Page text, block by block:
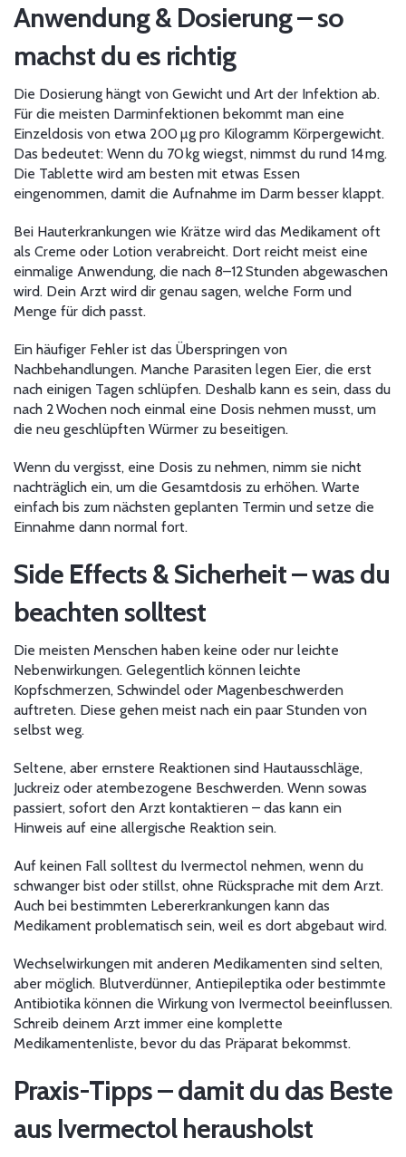
Anwendung & Dosierung – so
machst du es richtig
Die Dosierung hängt von Gewicht und Art der Infektion ab.
Für die meisten Darminfektionen bekommt man eine
Einzeldosis von etwa 200 µg pro Kilogramm Körpergewicht.
Das bedeutet: Wenn du 70 kg wiegst, nimmst du rund 14 mg.
Die Tablette wird am besten mit etwas Essen
eingenommen, damit die Aufnahme im Darm besser klappt.
Bei Hauterkrankungen wie Krätze wird das Medikament oft
als Creme oder Lotion verabreicht. Dort reicht meist eine
einmalige Anwendung, die nach 8–12 Stunden abgewaschen
wird. Dein Arzt wird dir genau sagen, welche Form und
Menge für dich passt.
Ein häufiger Fehler ist das Überspringen von
Nachbehandlungen. Manche Parasiten legen Eier, die erst
nach einigen Tagen schlüpfen. Deshalb kann es sein, dass du
nach 2 Wochen noch einmal eine Dosis nehmen musst, um
die neu geschlüpften Würmer zu beseitigen.
Wenn du vergisst, eine Dosis zu nehmen, nimm sie nicht
nachträglich ein, um die Gesamtdosis zu erhöhen. Warte
einfach bis zum nächsten geplanten Termin und setze die
Einnahme dann normal fort.
Side Effects & Sicherheit – was du
beachten solltest
Die meisten Menschen haben keine oder nur leichte
Nebenwirkungen. Gelegentlich können leichte
Kopfschmerzen, Schwindel oder Magenbeschwerden
auftreten. Diese gehen meist nach ein paar Stunden von
selbst weg.
Seltene, aber ernstere Reaktionen sind Hautausschläge,
Juckreiz oder atembezogene Beschwerden. Wenn sowas
passiert, sofort den Arzt kontaktieren – das kann ein
Hinweis auf eine allergische Reaktion sein.
Auf keinen Fall solltest du Ivermectol nehmen, wenn du
schwanger bist oder stillst, ohne Rücksprache mit dem Arzt.
Auch bei bestimmten Lebererkrankungen kann das
Medikament problematisch sein, weil es dort abgebaut wird.
Wechselwirkungen mit anderen Medikamenten sind selten,
aber möglich. Blutverdünner, Antiepileptika oder bestimmte
Antibiotika können die Wirkung von Ivermectol beeinflussen.
Schreib deinem Arzt immer eine komplette
Medikamentenliste, bevor du das Präparat bekommst.
Praxis-Tipps – damit du das Beste
aus Ivermectol herausholst